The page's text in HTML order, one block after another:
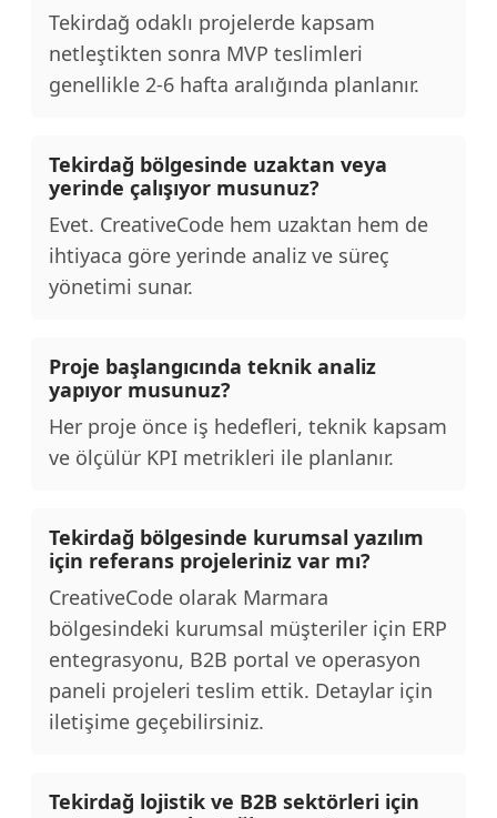
Tekirdağ odaklı projelerde kapsam
netleştikten sonra MVP teslimleri
genellikle 2-6 hafta aralığında planlanır.
Tekirdağ bölgesinde uzaktan veya
yerinde çalışıyor musunuz?
Evet. CreativeCode hem uzaktan hem de
ihtiyaca göre yerinde analiz ve süreç
yönetimi sunar.
Proje başlangıcında teknik analiz
yapıyor musunuz?
Her proje önce iş hedefleri, teknik kapsam
ve ölçülür KPI metrikleri ile planlanır.
Tekirdağ bölgesinde kurumsal yazılım
için referans projeleriniz var mı?
CreativeCode olarak Marmara
bölgesindeki kurumsal müşteriler için ERP
entegrasyonu, B2B portal ve operasyon
paneli projeleri teslim ettik. Detaylar için
iletişime geçebilirsiniz.
Tekirdağ lojistik ve B2B sektörleri için